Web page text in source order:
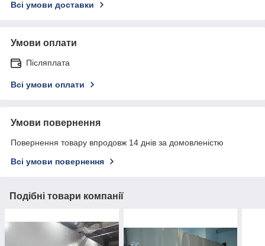
Всі умови доставки
Умови оплати
Післяплата
Всі умови оплати
Умови повернення
Повернення товару впродовж 14 днів за домовленістю
Всі умови повернення
Подібні товари компанії